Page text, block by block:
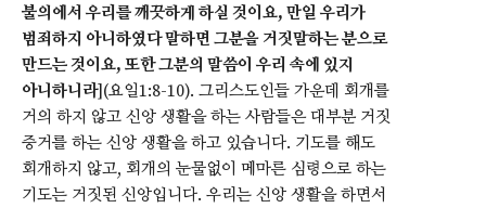
불의에서 우리를 깨끗하게 하실 것이요, 만일 우리가
범죄하지 아니하였다 말하면 그분을 거짓말하는 분으로
만드는 것이요, 또한 그분의 말씀이 우리 속에 있지
아니하니라](요일1:8-10). 그리스도인들 가운데 회개를
거의 하지 않고 신앙 생활을 하는 사람들은 대부분 거짓
증거를 하는 신앙 생활을 하고 있습니다. 기도를 해도
회개하지 않고, 회개의 눈물없이 메마른 심령으로 하는
기도는 거짓된 신앙입니다. 우리는 신앙 생활을 하면서